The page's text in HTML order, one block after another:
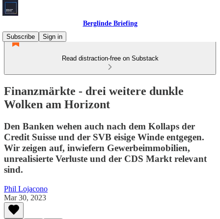
Berglinde Briefing
Subscribe
Sign in
Read distraction-free on Substack
Finanzmärkte - drei weitere dunkle
Wolken am Horizont
Den Banken wehen auch nach dem Kollaps der
Credit Suisse und der SVB eisige Winde entgegen.
Wir zeigen auf, inwiefern Gewerbeimmobilien,
unrealisierte Verluste und der CDS Markt relevant
sind.
Phil Lojacono
Mar 30, 2023